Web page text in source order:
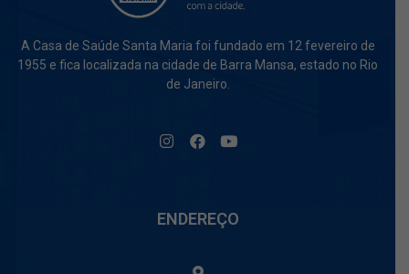
A Casa de Saúde Santa Maria foi fundado em 12 fevereiro de
1955 e fica localizada na cidade de Barra Mansa, estado no Rio
de Janeiro.
ENDEREÇO